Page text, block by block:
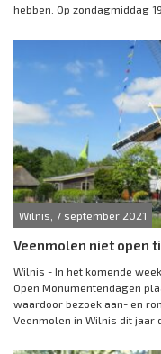
hebben. Op zondagmiddag
Wilnis, 7 september 2021
Veenmolen niet open
Wilnis - In het komende
Open Monumentendagen
waardoor bezoek aan- en
Veenmolen in Wilnis dit jaar